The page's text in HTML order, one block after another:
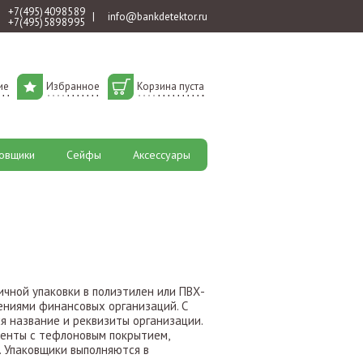
+7 (495) 409 85 89
+7 (495) 589 89 95 | info@bankdetektor.ru
Избранное Корзина пуста
Сейфы Аксессуары
упаковки в полиэтилен или ПВХ-
финансовых организаций. С
и реквизиты организации.
с тефлоновым покрытием,
выполняются в